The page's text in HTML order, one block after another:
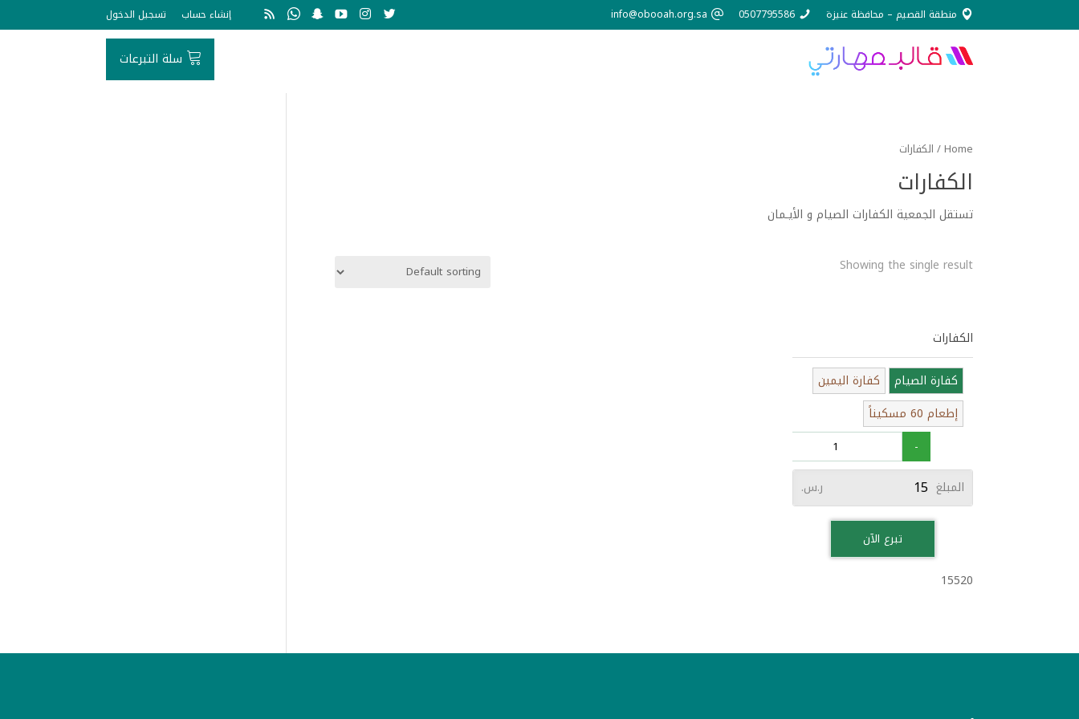
منطقة القصيم – محافظة عنيزة 0507795586
info@obooah.org.sa إنشاء حساب تسجيل الدخول
سلة التبرعات
Home/ الكفارات
الكفارات
تستقل الجمعية الكفارات الصيام و الأيـمان
Showing the single result
الكفارات
كفارة الصيام
كفارة اليمين
إطعام 60 مسكيناً
-
المبلغ ر.س.
تبرع الآن
15520